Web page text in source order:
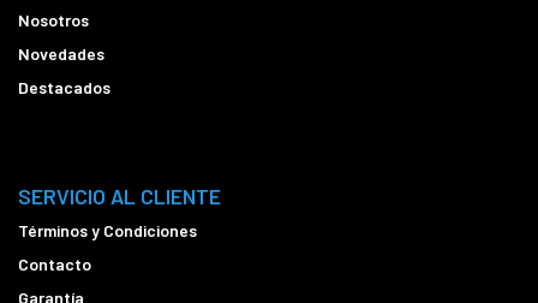
Nosotros
Novedades
Destacados
SERVICIO AL CLIENTE
Términos y Condiciones
Contacto
Garantía